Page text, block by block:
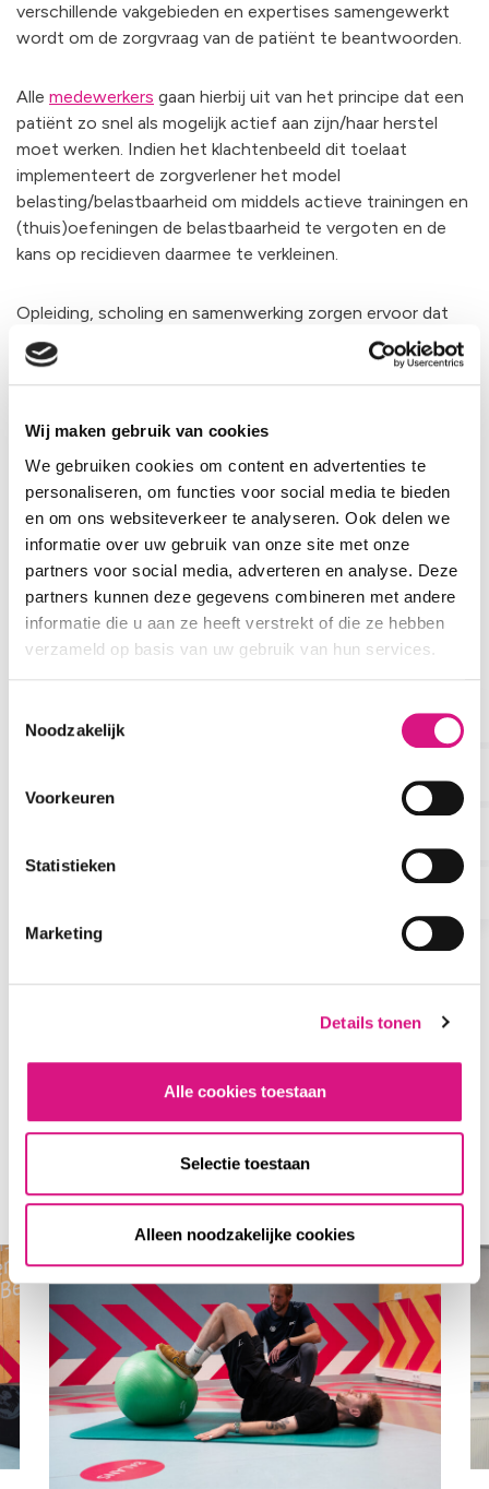
Wij maken gebruik van cookies
We gebruiken cookies om content en advertenties te
personaliseren, om functies voor social media te bieden
en om ons websiteverkeer te analyseren. Ook delen we
informatie over uw gebruik van onze site met onze
partners voor social media, adverteren en analyse. Deze
partners kunnen deze gegevens combineren met andere
informatie die u aan ze heeft verstrekt of die ze hebben
verzameld op basis van uw gebruik van hun services.
Noodzakelijk
Voorkeuren
Statistieken
Marketing
Details tonen
Alle cookies toestaan
Selectie toestaan
Alleen noodzakelijke cookies
verschillende vakgebieden en expertises samengewerkt
wordt om de zorgvraag van de patiënt te beantwoorden.
Alle medewerkers gaan hierbij uit van het principe dat een
patiënt zo snel als mogelijk actief aan zijn/haar herstel
moet werken. Indien het klachtenbeeld dit toelaat
implementeert de zorgverlener het model
belasting/belastbaarheid om middels actieve trainingen en
(thuis)oefeningen de belastbaarheid te vergoten en de
kans op recidieven daarmee te verkleinen.
Opleiding, scholing en samenwerking zorgen ervoor dat
hetSMC Tilburg
vooroploopt in de huidige ontwikkelingen
in de gezondheidszorg en continu in ontwikkeling blijft.
Benieuwd naar ons team van specialisten?
38
Medisch specialisten
Pilates trainers
SFEERIMPRESSIE
Een energieke organisatie in
beweging